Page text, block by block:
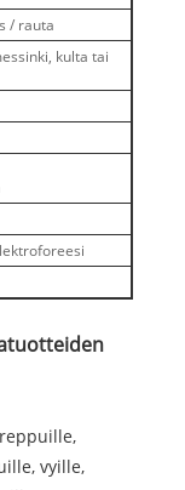
/ rauta
kulta tai
vyille,